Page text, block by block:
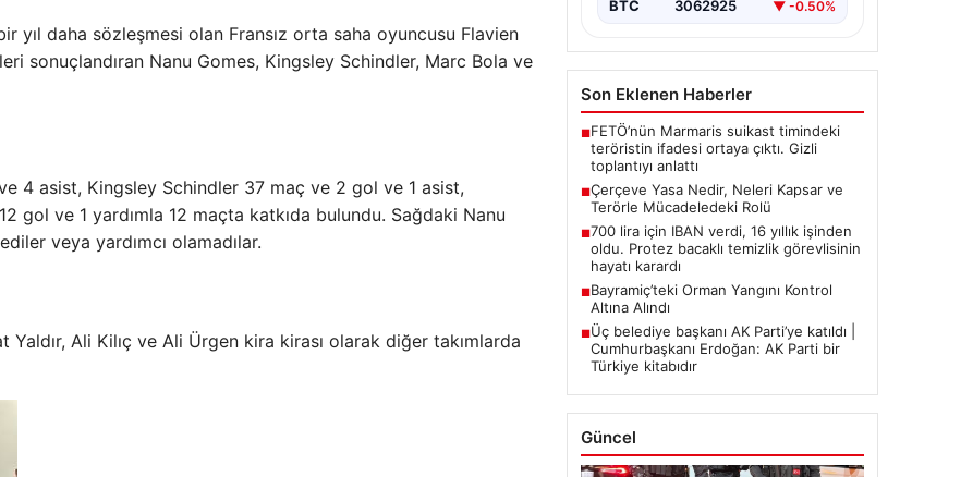
yıl daha sözleşmesi olan Fransız orta saha oyuncusu Flavien
sonuçlandıran Nanu Gomes, Kingsley Schindler, Marc Bola ve
4 asist, Kingsley Schindler 37 maç ve 2 gol ve 1 asist,
gol ve 1 yardımla 12 maçta katkıda bulundu. Sağdaki Nanu
veya yardımcı olamadılar.
Ali Kilıç ve Ali Ürgen kira kirası olarak diğer takımlarda
BTC 3062925 ▼ -0.50%
Son Eklenen Haberler
■FETÖ’nün Marmaris suikast timindeki
teröristin ifadesi ortaya çıktı. Gizli
toplantıyı anlattı
■Çerçeve Yasa Nedir, Neleri Kapsar ve
Terörle Mücadeledeki Rolü
■700 lira için IBAN verdi, 16 yıllık işinden
oldu. Protez bacaklı temizlik görevlisinin
hayatı karardı
■Bayramiç’teki Orman Yangını Kontrol
Altına Alındı
■Üç belediye başkanı AK Parti’ye katıldı |
Cumhurbaşkanı Erdoğan: AK Parti bir
Türkiye kitabıdır
Güncel